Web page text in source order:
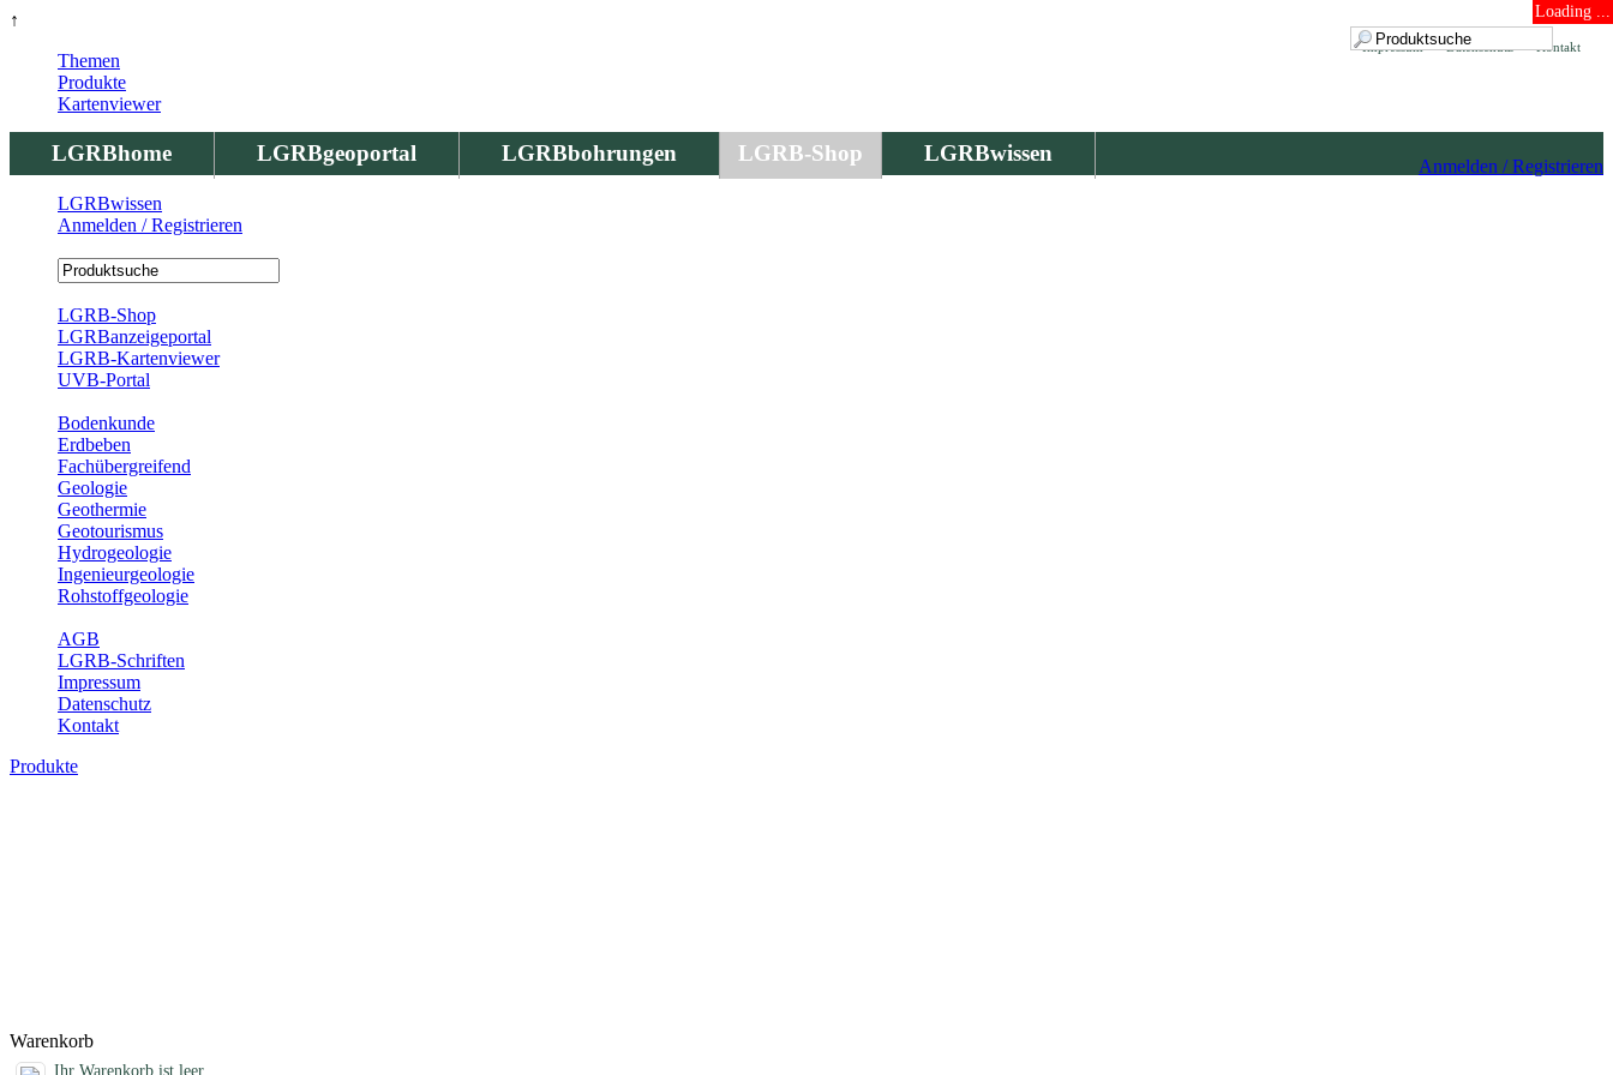
↑ Loading ...
Kontakt
Datenschutz
Impressum
LGRBhome LGRBgeoportal LGRBbohrungen LGRB-Shop LGRBwissen
Anmelden / Registrieren
Themen
Produkte
Kartenviewer
LGRBwissen
Anmelden / Registrieren
LGRB-Shop
LGRBanzeigeportal
LGRB-Kartenviewer
UVB-Portal
Bodenkunde
Erdbeben
Fachübergreifend
Geologie
Geothermie
Geotourismus
Hydrogeologie
Ingenieurgeologie
Rohstoffgeologie
AGB
LGRB-Schriften
Impressum
Datenschutz
Kontakt
Produkte
Warenkorb
Ihr Warenkorb ist leer.